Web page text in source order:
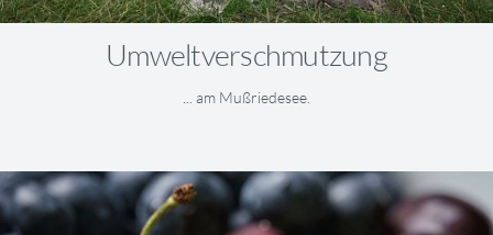
Umweltverschmutzung
... am Mußriedesee.